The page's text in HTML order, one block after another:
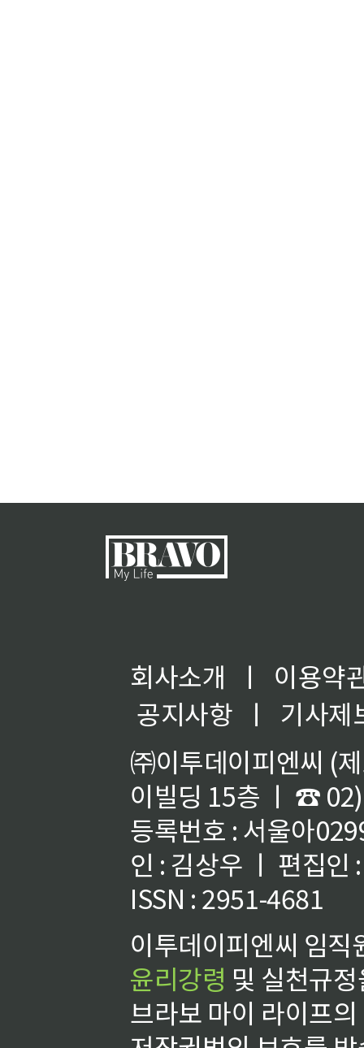
회사소개 ㅣ
이용약
공지사항
ㅣ
기사제
㈜이투데이피엔씨 (
이빌딩 15층 ㅣ ☎
등록번호 : 서울아
인 : 김상우 ㅣ 편집인
ISSN : 2951-4681
이투데이피엔씨 임
윤리강령 및 실천규
브라보 마이 라이프